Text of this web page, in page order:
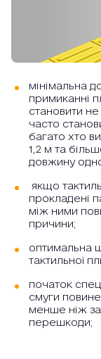
мінімальна
примиканні
становити
часто
багато хто
1,2 м та
довжину
якщо
прокладені
між ними
причини;
оптимальна
тактильної
початок
смуги
менше ніж
перешкоди;